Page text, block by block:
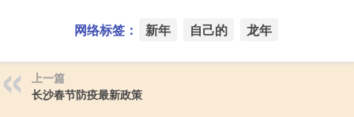
网络标签： 新年 自己的 龙年
上一篇
长沙春节防疫最新政策